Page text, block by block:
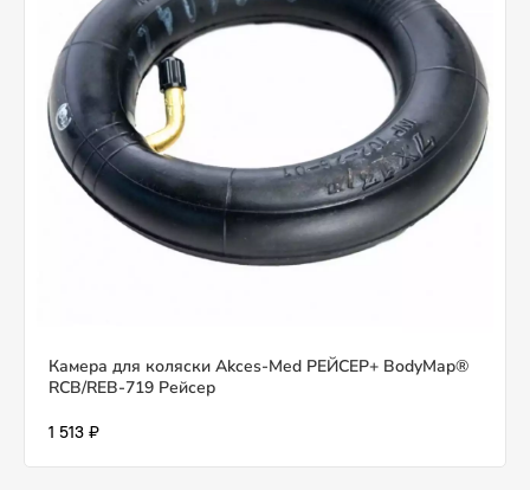
Камера для коляски Akces-Med РЕЙСЕР+ BodyMap®
RCB/REB-719 Рейсер
1 513 ₽